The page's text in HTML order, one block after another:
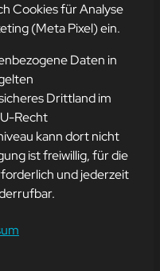
oHG
Regitz-Straße 40
webstyle.de
Cookies für Analyse
(Meta Pixel) ein.
Daten in
Drittland im
Recht
kann dort nicht
ist freiwillig, für die
und jederzeit